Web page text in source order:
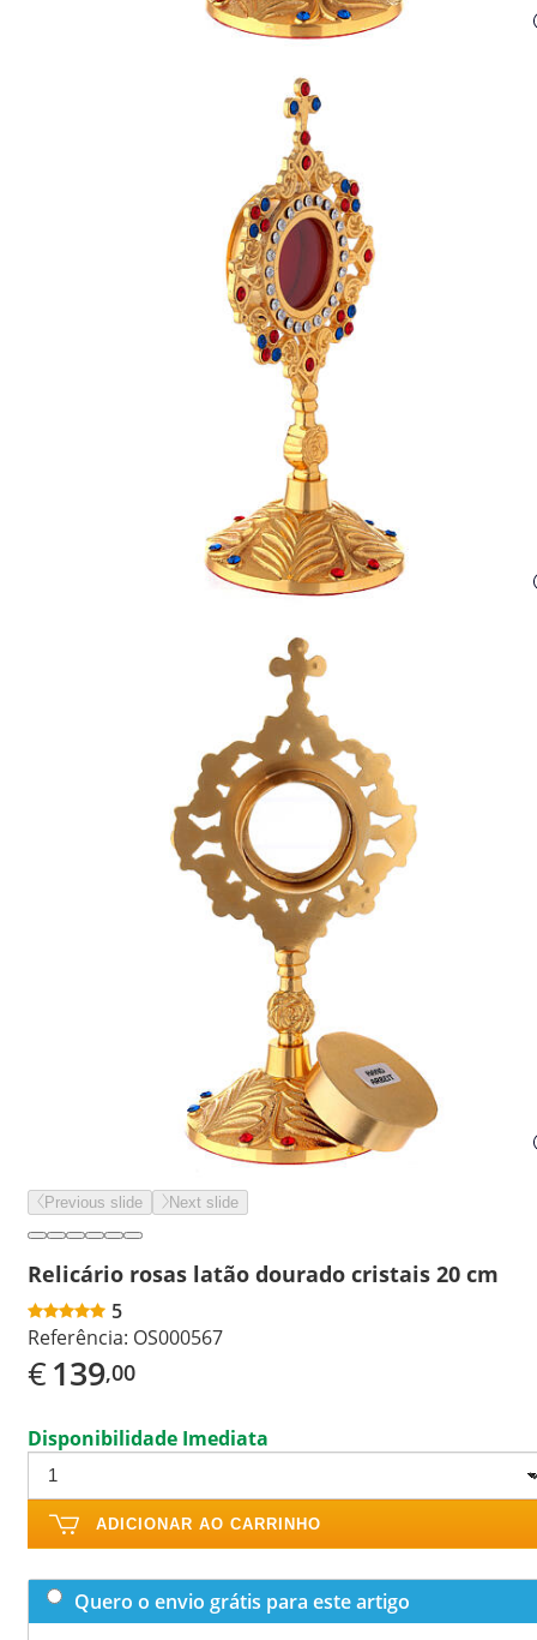
Previous slide Next slide
Relicário rosas latão dourado cristais 20 cm
5
Referência: OS000567
€139,00
Disponibilidade Imediata
ADICIONAR AO CARRINHO
Quero o envio grátis para este artigo